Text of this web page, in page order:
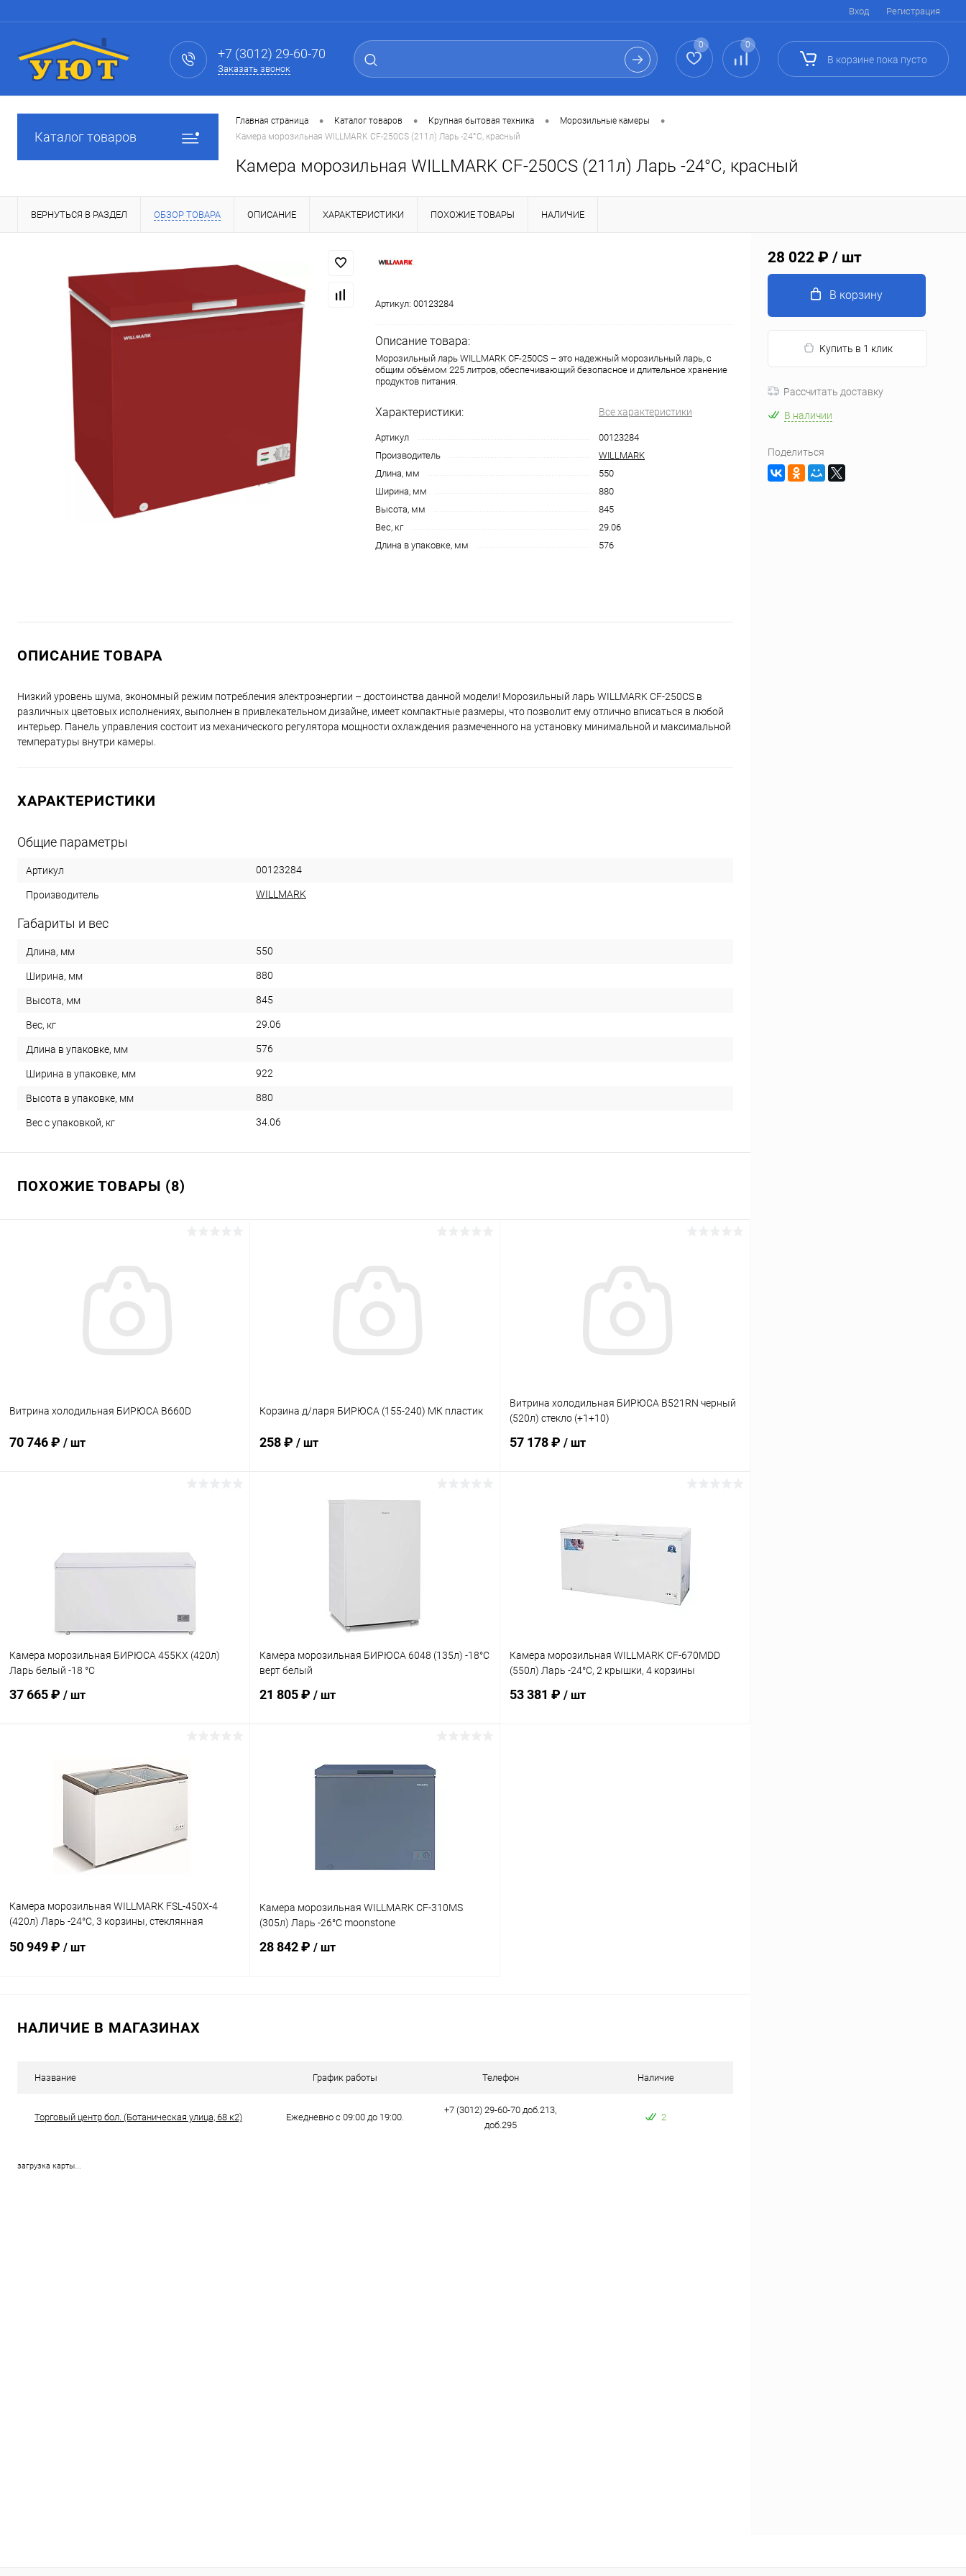
Вход Регистрация
+7 (3012) 29-60-70
Заказать звонок
0 0
В корзине пока пусто
Каталог товаров
Главная страница • Каталог товаров • Крупная бытовая техника • Морозильные камеры •
Камера морозильная WILLMARK CF-250CS (211л) Ларь -24°С, красный
Камера морозильная WILLMARK CF-250CS (211л) Ларь -24°С, красный
ВЕРНУТЬСЯ В РАЗДЕЛ ОБЗОР ТОВАРА ОПИСАНИЕ ХАРАКТЕРИСТИКИ ПОХОЖИЕ ТОВАРЫ НАЛИЧИЕ
Артикул: 00123284
Описание товара:
Морозильный ларь WILLMARK CF-250CS – это надежный морозильный ларь, с
общим объёмом 225 литров, обеспечивающий безопасное и длительное хранение
продуктов питания.
Характеристики: Все характеристики
Артикул
00123284
Производитель
WILLMARK
Длина, мм
550
Ширина, мм
880
Высота, мм
845
Вес, кг
29.06
Длина в упаковке, мм
576
ОПИСАНИЕ ТОВАРА
Низкий уровень шума, экономный режим потребления электроэнергии – достоинства данной модели! Морозильный ларь WILLMARK CF-250CS в
различных цветовых исполнениях, выполнен в привлекательном дизайне, имеет компактные размеры, что позволит ему отлично вписаться в любой
интерьер. Панель управления состоит из механического регулятора мощности охлаждения размеченного на установку минимальной и максимальной
температуры внутри камеры.
ХАРАКТЕРИСТИКИ
Общие параметры
Артикул 00123284
Производитель WILLMARK
Габариты и вес
Длина, мм 550
Ширина, мм 880
Высота, мм 845
Вес, кг 29.06
Длина в упаковке, мм 576
Ширина в упаковке, мм 922
Высота в упаковке, мм 880
Вес с упаковкой, кг 34.06
ПОХОЖИЕ ТОВАРЫ (8)
Витрина холодильная БИРЮСА B660D
70 746 ₽ / шт
В избранное В наличии
Корзина д/ларя БИРЮСА (155-240) МК пластик
258 ₽ / шт
В корзину
Витрина холодильная БИРЮСА B521RN черный
(520л) стекло (+1+10)
57 178 ₽ / шт
Купить в 1 клик Сравнение
Камера морозильная БИРЮСА 455KX (420л)
Ларь белый -18 °C
37 665 ₽ / шт
Купить в 1 клик
Камера морозильная БИРЮСА 6048 (135л) -18°C
верт белый
21 805 ₽ / шт
Камера морозильная WILLMARK CF-670MDD
(550л) Ларь -24°С, 2 крышки, 4 корзины
53 381 ₽ / шт
Камера морозильная WILLMARK FSL-450X-4
(420л) Ларь -24°С, 3 корзины, стеклянная
50 949 ₽ / шт
Камера морозильная WILLMARK CF-310MS
(305л) Ларь -26°С moonstone
28 842 ₽ / шт
НАЛИЧИЕ В МАГАЗИНАХ
Название График работы Телефон Наличие
Торговый центр бол. (Ботаническая улица, 68 к2) Ежедневно с 09:00 до 19:00.
+7 (3012) 29-60-70 доб.213,
доб.295
2
загрузка карты...
28 022 ₽ / шт
В корзину
Купить в 1 клик
Рассчитать доставку
В наличии
Поделиться